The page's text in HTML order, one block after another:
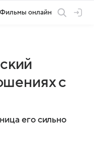
Фильмы онлайн
с
его сильно